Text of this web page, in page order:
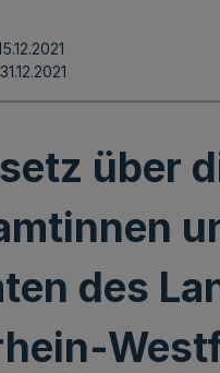
31.12.2021
über
des